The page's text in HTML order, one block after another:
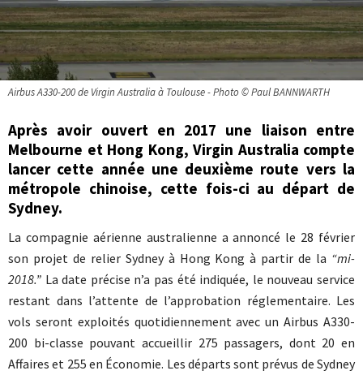
Airbus A330-200 de Virgin Australia à Toulouse - Photo © Paul BANNWARTH
Après avoir ouvert en 2017 une liaison entre
Melbourne et Hong Kong, Virgin Australia compte
lancer cette année une deuxième route vers la
métropole chinoise, cette fois-ci au départ de
Sydney.
La compagnie aérienne australienne a annoncé le 28 février
son projet de relier Sydney à Hong Kong à partir de la “mi-
2018.” La date précise n’a pas été indiquée, le nouveau service
restant dans l’attente de l’approbation réglementaire. Les
vols seront exploités quotidiennement avec un Airbus A330-
200 bi-classe pouvant accueillir 275 passagers, dont 20 en
Affaires et 255 en Économie. Les départs sont prévus de Sydney